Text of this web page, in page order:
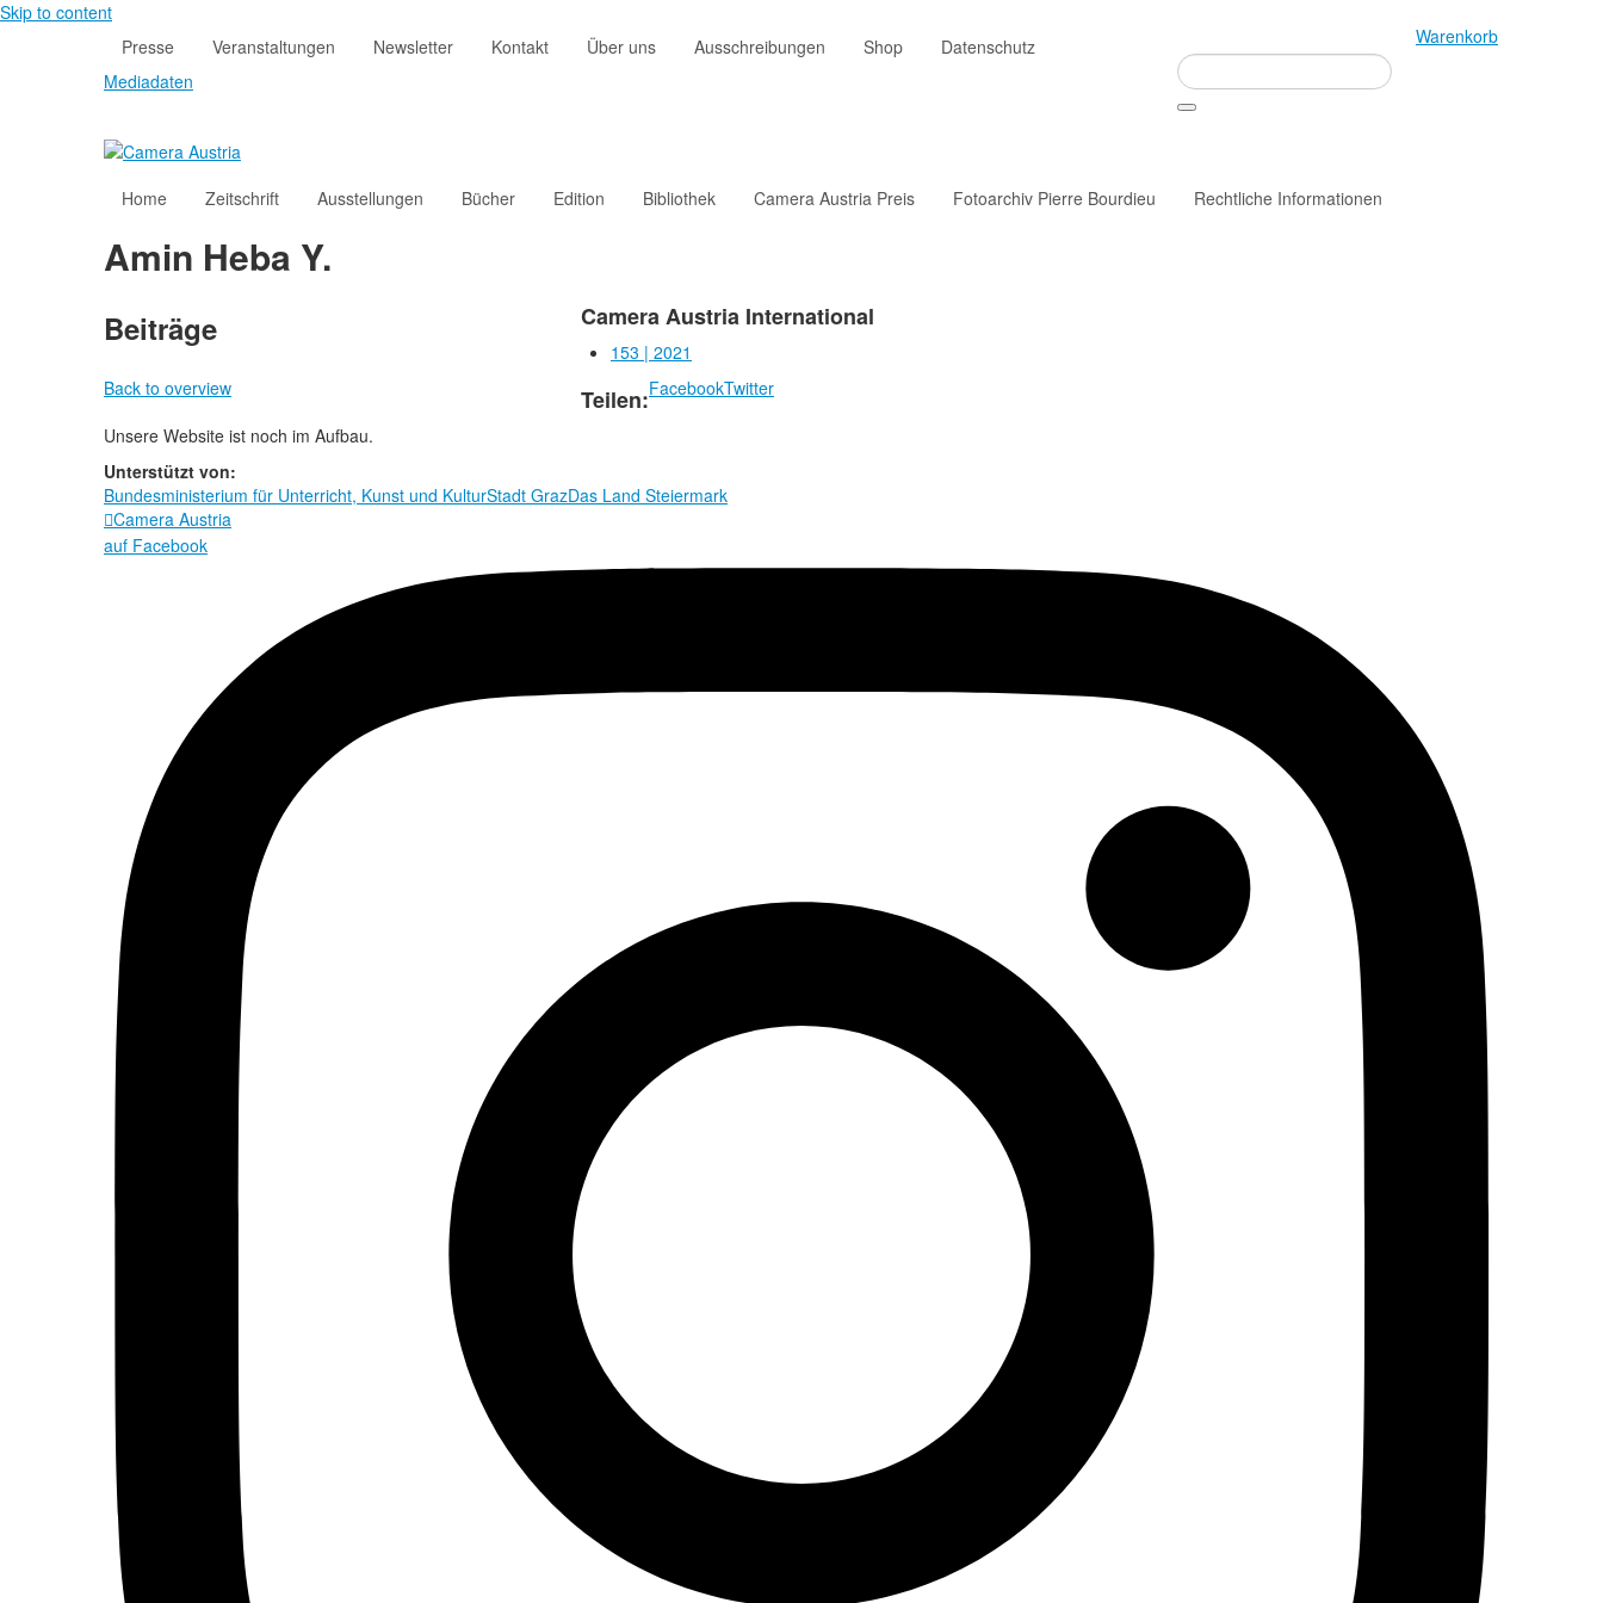
Skip to content
Presse
Veranstaltungen Newsletter Kontakt Über uns Ausschreibungen Shop
Datenschutz
Mediadaten
Warenkorb
Home Zeitschrift Ausstellungen Bücher Edition Bibliothek Camera Austria Preis Fotoarchiv Pierre Bourdieu Rechtliche Informationen
Amin Heba Y.
Beiträge Camera Austria International
153 | 2021
Back to overview
Teilen:FacebookTwitter
Unsere Website ist noch im Aufbau.
Unterstützt von:
Bundesministerium für Unterricht, Kunst und KulturStadt GrazDas Land Steiermark
Camera Austria
auf Facebook